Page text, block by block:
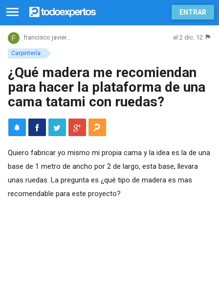
ENTRAR
Carpintería
francisco javier... el 2 dic. 12
¿Qué madera me recomiendan
para hacer la plataforma de una
cama tatami con ruedas?
Quiero fabricar yo mismo mi propia cama y la idea es la de una
base de 1 metro de ancho por 2 de largo, esta base, llevara
unas ruedas. La pregunta es ¿qué tipo de madera es mas
recomendable para este proyecto?